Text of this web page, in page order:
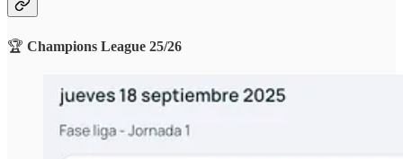
🏆 Champions League 25/26